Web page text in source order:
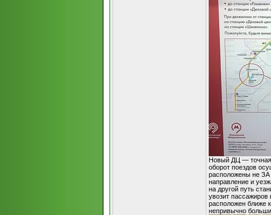
Новый ДЦ — точная
оборот поездов
расположены не ЗА
направление и
на другой путь
увозит
расположен ближе
непривычно